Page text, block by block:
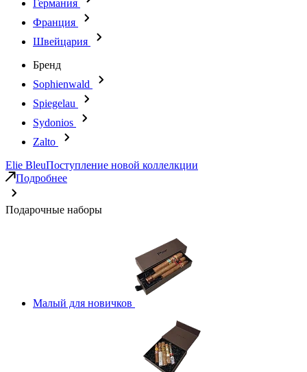
Германия
Франция
Швейцария
Бренд
Sophienwald
Spiegelau
Sydonios
Zalto
Elie BleuПоступление новой коллелкции
Подробнее
Подарочные наборы
Малый для новичков